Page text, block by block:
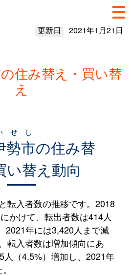
更新日 2021年1月21日
住み替え・買い替
え
勢市
せし
の住み替
い替え動向
転入者数の推移です。2018
かけて、転出者数は414人
2021年には3,420人まで減
転入者数は増加傾向にあ
人（4.5%）増加し、2021年